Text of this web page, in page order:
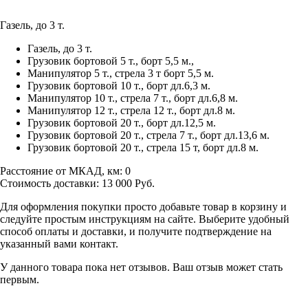
Газель, до 3 т.
Газель, до 3 т.
Грузовик бортовой 5 т., борт 5,5 м.,
Манипулятор 5 т., стрела 3 т борт 5,5 м.
Грузовик бортовой 10 т., борт дл.6,3 м.
Манипулятор 10 т., стрела 7 т., борт дл.6,8 м.
Манипулятор 12 т., стрела 12 т., борт дл.8 м.
Грузовик бортовой 20 т., борт дл.12,5 м.
Грузовик бортовой 20 т., стрела 7 т., борт дл.13,6 м.
Грузовик бортовой 20 т., стрела 15 т, борт дл.8 м.
Расстояние от МКАД, км: 0
Стоимость доставки: 13 000 Руб.
Для оформления покупки просто добавьте товар в корзину и
следуйте простым инструкциям на сайте. Выберите удобный
способ оплаты и доставки, и получите подтверждение на
указанный вами контакт.
У данного товара пока нет отзывов. Ваш отзыв может стать
первым.